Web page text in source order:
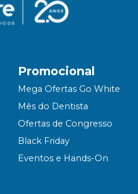
Promocional
Mega Ofertas Go White
Mês do Dentista
Ofertas de Congresso
Black Friday
Eventos e Hands-On